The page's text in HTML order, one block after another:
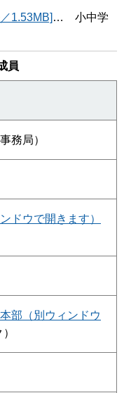
1.53MB] … 小中学
員
務局）
ドウで開きます）
部（別ウィンドウ